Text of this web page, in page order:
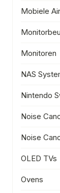
Mobiele
Monitoren
NAS
Nintendo
Noise
Noise
OLED TVs
Ovens